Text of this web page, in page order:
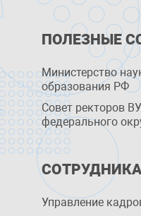
ПОЛЕЗНЫЕ
Министерство
образования РФ
Совет ректоров
федерального
Управление